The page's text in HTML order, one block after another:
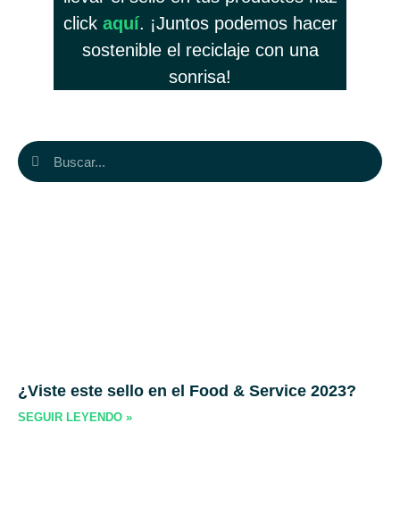
click aquí. ¡Juntos podemos hacer
sostenible el reciclaje con una
sonrisa!
¿Viste este sello en el Food & Service 2023?
SEGUIR LEYENDO »